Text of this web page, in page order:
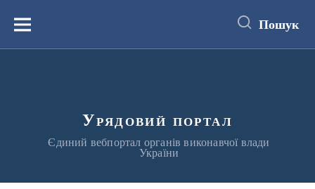
вмістуМеню Пошук
Урядовий портал
Єдиний вебпортал органів виконавчої влади
України